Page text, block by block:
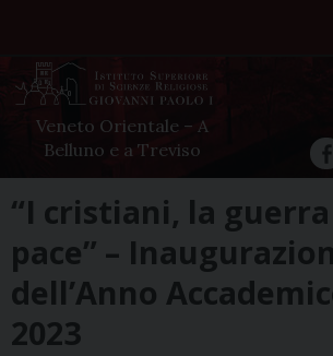
Veneto Orientale – A
Belluno e a Treviso
to
content
“I cristiani, la
pace” –
dell’Anno
2023